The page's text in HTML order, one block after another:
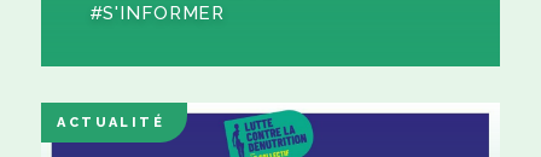
S'INFORMER
ACTUALITÉ